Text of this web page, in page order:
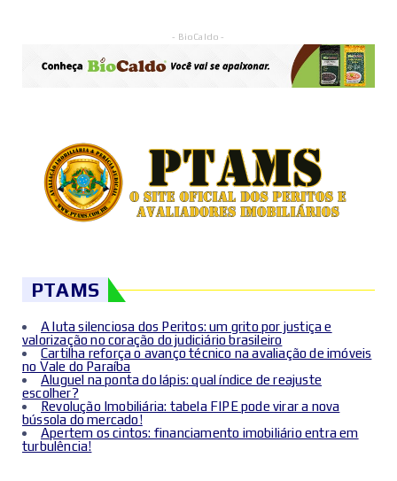
- BioCaldo -
PTAMS
A luta silenciosa dos Peritos: um grito por justiça e
valorização no coração do judiciário brasileiro
Cartilha reforça o avanço técnico na avaliação de imóveis
no Vale do Paraíba
Aluguel na ponta do lápis: qual índice de reajuste
escolher?
Revolução Imobiliária: tabela FIPE pode virar a nova
bússola do mercado!
Apertem os cintos: financiamento imobiliário entra em
turbulência!